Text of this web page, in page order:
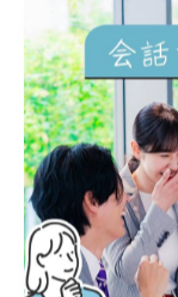
願い」を明記し
りやすくなりま
でも丁寧な表現
ルを併用する場
う。
実際には、重要
送り、その後メ